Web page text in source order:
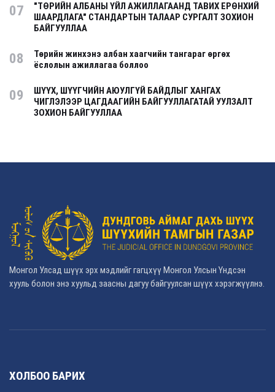
07
"ТӨРИЙН АЛБАНЫ ҮЙЛ АЖИЛЛАГААНД ТАВИХ ЕРӨНХИЙ
ШААРДЛАГА" СТАНДАРТЫН ТАЛААР СУРГАЛТ ЗОХИОН
БАЙГУУЛЛАА
08
Төрийн жинхэнэ албан хаагчийн тангараг өргөх
ёслолын ажиллагаа боллоо
09
ШҮҮХ, ШҮҮГЧИЙН АЮУЛГҮЙ БАЙДЛЫГ ХАНГАХ
ЧИГЛЭЛЭЭР ЦАГДААГИЙН БАЙГУУЛЛАГАТАЙ УУЛЗАЛТ
ЗОХИОН БАЙГУУЛЛАА
Монгол Улсад шүүх эрх мэдлийг гагцхүү Монгол Улсын Үндсэн
хууль болон энэ хуульд заасны дагуу байгуулсан шүүх хэрэгжүүлнэ.
ХОЛБОО БАРИХ